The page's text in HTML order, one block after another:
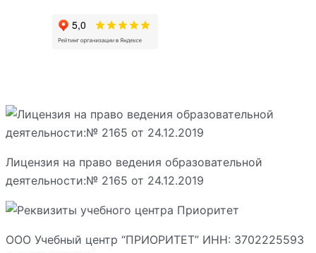
Лицензия на право ведения образовательной
деятельности:№ 2165 от 24.12.2019
ООО Учебный центр “ПРИОРИТЕТ” ИНН: 3702225593